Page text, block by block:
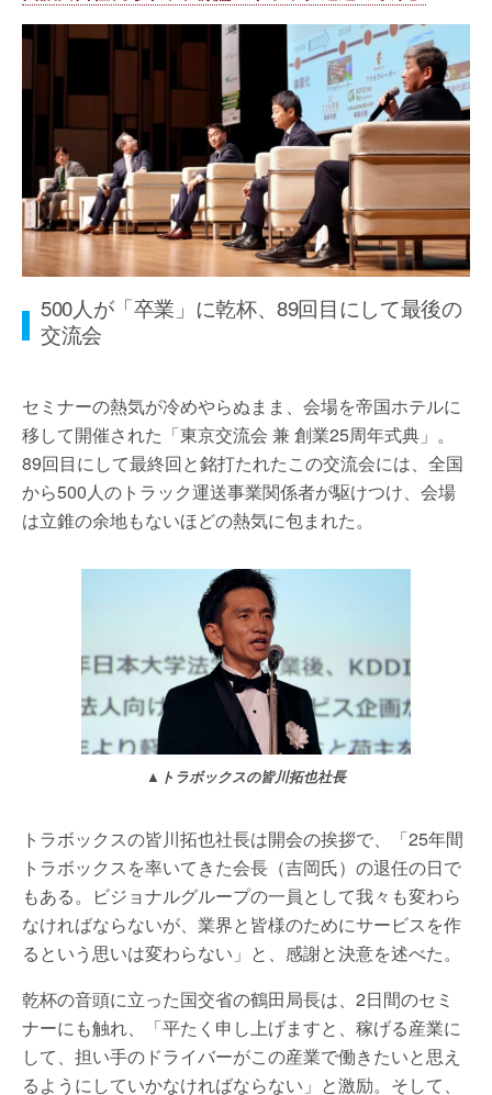
500人が「卒業」に乾杯、89回目にして最後の
交流会
セミナーの熱気が冷めやらぬまま、会場を帝国ホテルに
移して開催された「東京交流会 兼 創業25周年式典」。
89回目にして最終回と銘打たれたこの交流会には、全国
から500人のトラック運送事業関係者が駆けつけ、会場
は立錐の余地もないほどの熱気に包まれた。
▲トラボックスの皆川拓也社長
トラボックスの皆川拓也社長は開会の挨拶で、「25年間
トラボックスを率いてきた会長（吉岡氏）の退任の日で
もある。ビジョナルグループの一員として我々も変わら
なければならないが、業界と皆様のためにサービスを作
るという思いは変わらない」と、感謝と決意を述べた。
乾杯の音頭に立った国交省の鶴田局長は、2日間のセミ
ナーにも触れ、「平たく申し上げますと、稼げる産業に
して、担い手のドライバーがこの産業で働きたいと思え
るようにしていかなければならない」と激励。そして、